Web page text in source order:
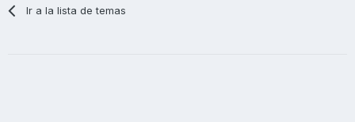
Ir a la lista de temas